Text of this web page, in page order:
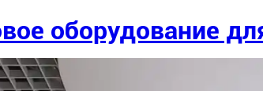
оборудование